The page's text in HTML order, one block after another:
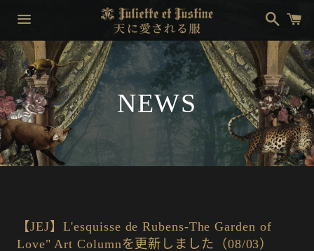
菜
单
车
NEWS
【JEJ】L'esquisse de Rubens-The Garden of
Love" Art Columnを更新しました（08/03）